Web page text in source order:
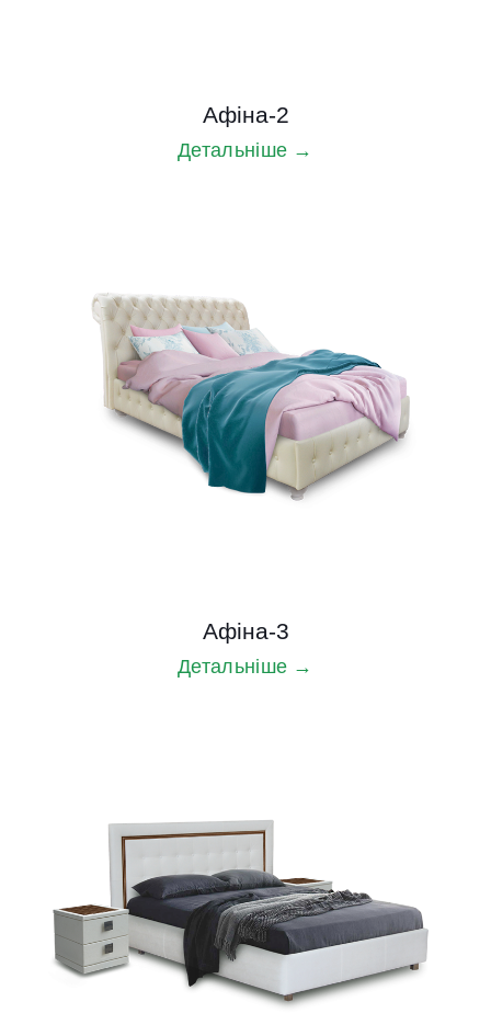
Афіна-2
Детальніше →
Афіна-3
Детальніше →